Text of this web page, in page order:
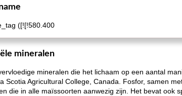
([![!580.400
mineralen
mineralen die het lichaam op een aantal
Scotia Agricultural College, Canada. Fosfor, samen
die in alle maïssoorten aanwezig zijn. Het bevat ook